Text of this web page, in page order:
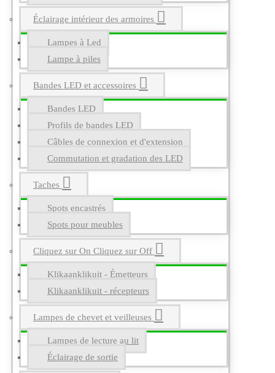
Éclairage intérieur des armoires
Lampes à Led
Lampe à piles
Bandes LED et accessoires
Bandes LED
Profils de bandes LED
Câbles de connexion et d'extension
Commutation et gradation des LED
Taches
Spots encastrés
Spots pour meubles
Cliquez sur On Cliquez sur Off
Klikaanklikuit - Émetteurs
Klikaanklikuit - récepteurs
Lampes de chevet et veilleuses
Lampes de lecture au lit
Éclairage de sortie